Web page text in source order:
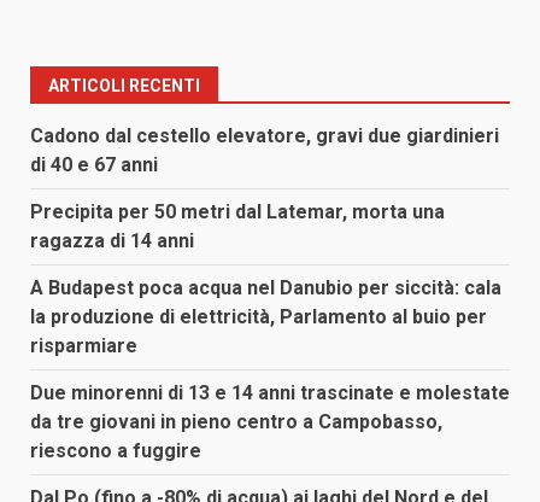
ARTICOLI RECENTI
Cadono dal cestello elevatore, gravi due giardinieri
di 40 e 67 anni
Precipita per 50 metri dal Latemar, morta una
ragazza di 14 anni
A Budapest poca acqua nel Danubio per siccità: cala
la produzione di elettricità, Parlamento al buio per
risparmiare
Due minorenni di 13 e 14 anni trascinate e molestate
da tre giovani in pieno centro a Campobasso,
riescono a fuggire
Dal Po (fino a -80% di acqua) ai laghi del Nord e del